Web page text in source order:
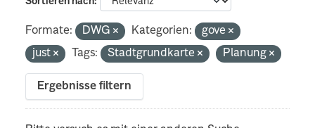
Formate: DWG Kategorien:
gove
just
Tags: Stadtgrundkarte Planung
Ergebnisse filtern